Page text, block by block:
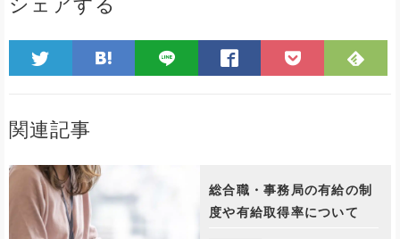
関連記事
総合職・事務局の有給の制
度や有給取得率について